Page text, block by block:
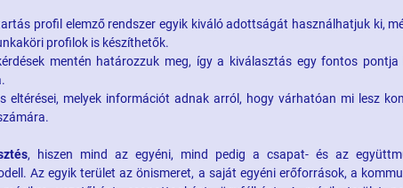
profil elemző rendszer egyik kiváló adottságát használhatjuk ki,
profilok is készíthetők.
mentén határozzuk meg, így a kiválasztás egy fontos pontja
melyek információt adnak arról, hogy várhatóan mi lesz
, hiszen mind az egyéni, mind pedig a csapat- és az
Az egyik terület az önismeret, a saját egyéni erőforrások, a